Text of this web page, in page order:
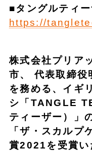
■タングルティ
https://
株式会社プリア
市、 代表取締役
を務める、イギ
シ「TANGLE
ティーザー）」
「ザ・スカルプ
賞2021を受賞い